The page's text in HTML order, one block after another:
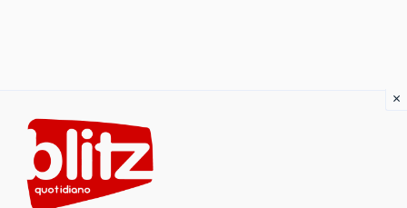
content
×